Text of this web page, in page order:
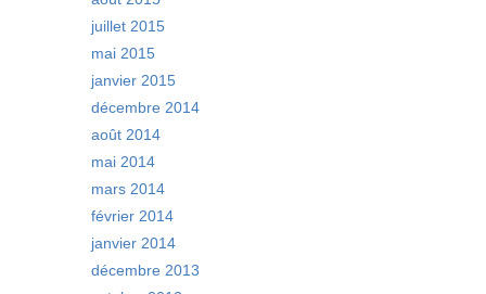
juillet 2015
mai 2015
janvier 2015
décembre 2014
août 2014
mai 2014
mars 2014
février 2014
janvier 2014
décembre 2013